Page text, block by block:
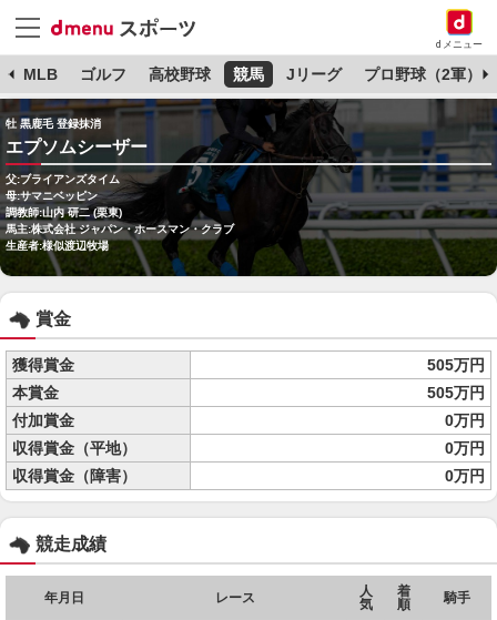
dメニュー
MLB ゴルフ 高校野球 競馬 Jリーグ プロ野球（2軍）
牡 黒鹿毛 登録抹消
エプソムシーザー
父:ブライアンズタイム
母:サマニベッピン
調教師:山内 研二 (栗東)
馬主:株式会社 ジャパン・ホースマン・クラブ
生産者:様似渡辺牧場
賞金
獲得賞金
505万円
本賞金
505万円
付加賞金
0万円
収得賞金（平地）
0万円
収得賞金（障害）
0万円
競走成績
年月日 レース
人
気
着
順
騎手